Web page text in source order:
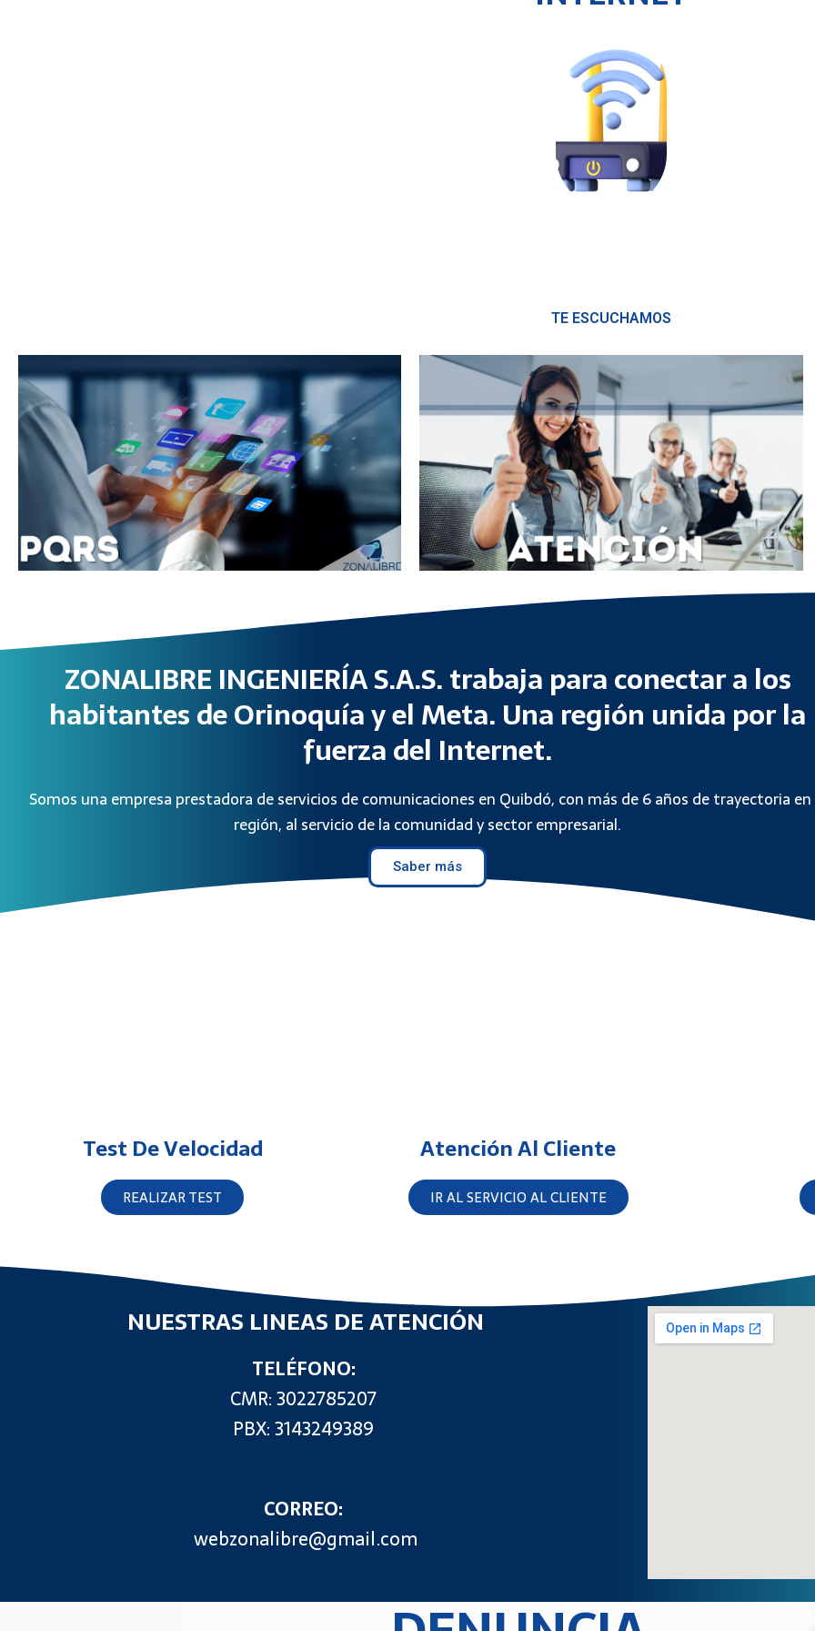
TE ESCUCHAMOS
ZONALIBRE INGENIERÍA S.A.S. trabaja para conectar a los
habitantes de Orinoquía y el Meta. Una región unida por la
fuerza del Internet.
Somos una empresa prestadora de servicios de comunicaciones en Quibdó, con más de 6 años de trayectoria en
región, al servicio de la comunidad y sector empresarial.
Saber más
Test De Velocidad
REALIZAR TEST
Atención Al Cliente
IR AL SERVICIO AL CLIENTE
NUESTRAS LINEAS DE ATENCIÓN
TELÉFONO:
CMR: 3022785207
PBX: 3143249389
CORREO:
webzonalibre@gmail.com